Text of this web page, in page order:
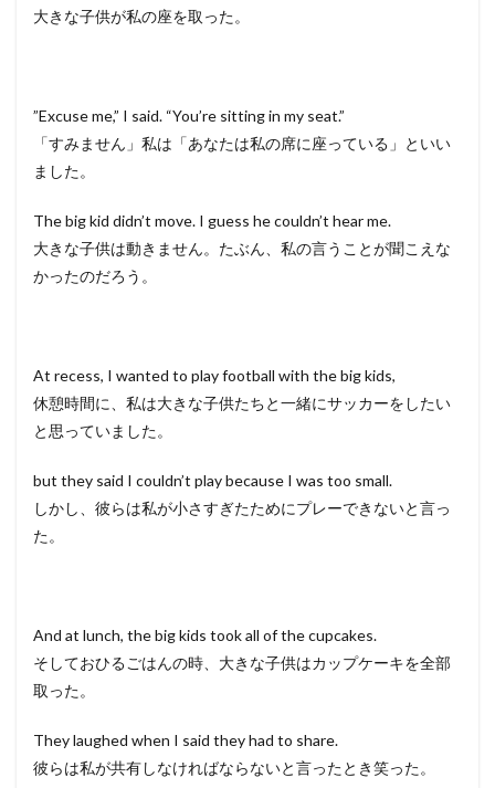
大きな子供が私の座を取った。
”Excuse me,” I said. “You’re sitting in my seat.”
「すみません」私は「あなたは私の席に座っている」といい
ました。
The big kid didn’t move. I guess he couldn’t hear me.
大きな子供は動きません。たぶん、私の言うことが聞こえな
かったのだろう。
At recess, I wanted to play football with the big kids,
休憩時間に、私は大きな子供たちと一緒にサッカーをしたい
と思っていました。
but they said I couldn’t play because I was too small.
しかし、彼らは私が小さすぎたためにプレーできないと言っ
た。
And at lunch, the big kids took all of the cupcakes.
そしておひるごはんの時、大きな子供はカップケーキを全部
取った。
They laughed when I said they had to share.
彼らは私が共有しなければならないと言ったとき笑った。